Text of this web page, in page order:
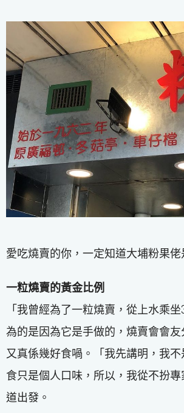
愛吃燒賣的你，一定知道大埔粉果佬
一粒燒賣的黃金比例
「我曾經為了一粒燒賣，從上水乘坐
為的是因為它是手做的，燒賣會會友
又真係幾好食喎。「我先講明，我
食只是個人口味，所以，我從不扮
道出發。